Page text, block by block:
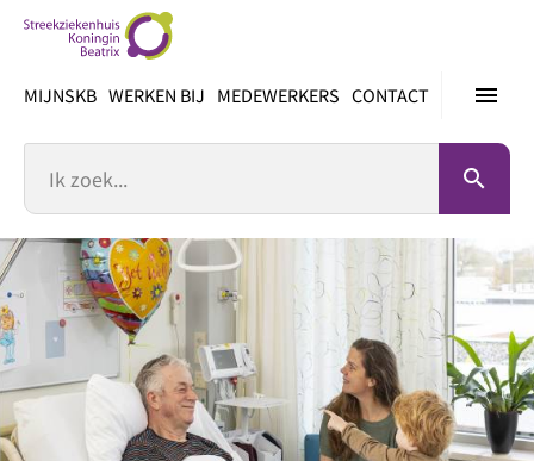
inhoud
menu
MIJNSKB WERKEN BIJ MEDEWERKERS CONTACT
search